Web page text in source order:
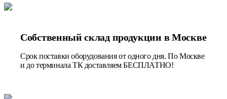
Собственный склад продукции в Москве
Срок поставки оборудования от одного дня. По Москве
и до терминала ТК доставляем БЕСПЛАТНО!